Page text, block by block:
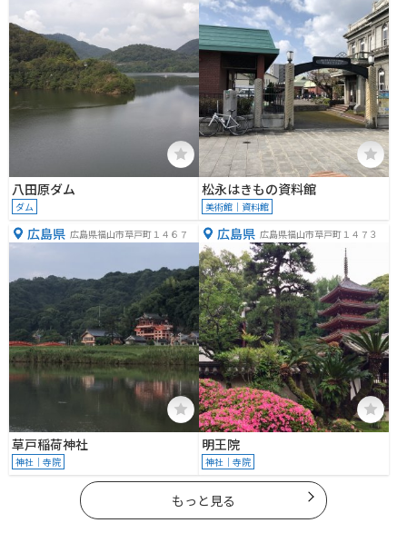
八田原ダム
ダム
松永はきもの資料館
美術館｜資料館
広島県 広島県福山市草戸町１４６７
草戸稲荷神社
神社｜寺院
広島県 広島県福山市草戸町１４７３
明王院
神社｜寺院
もっと見る